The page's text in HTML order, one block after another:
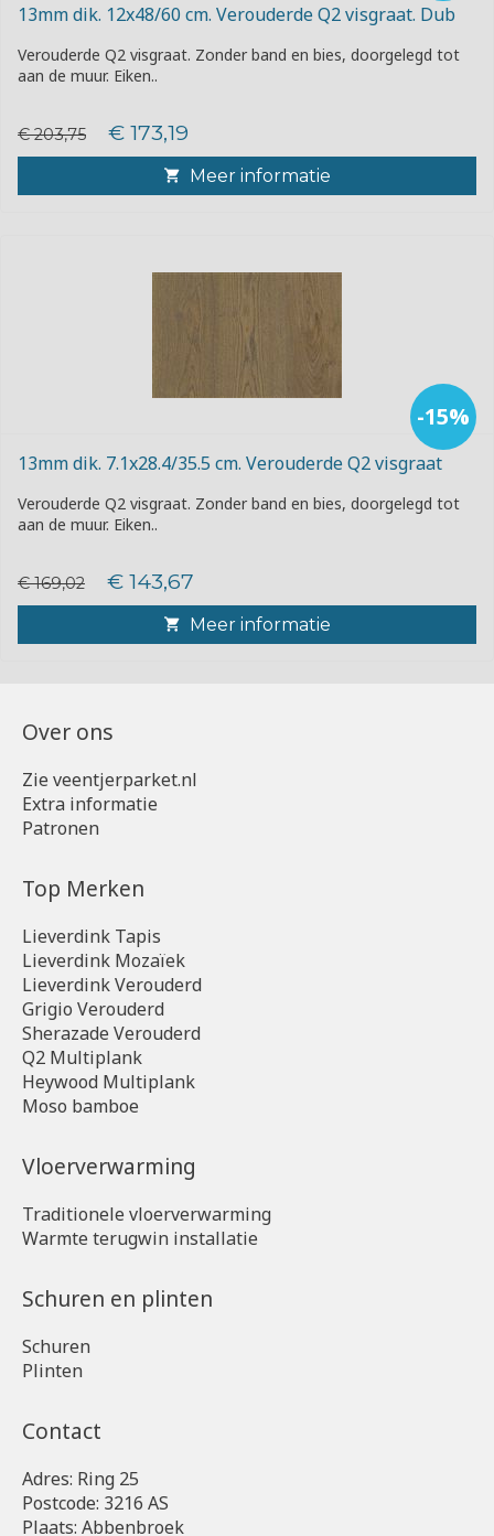
13mm dik. 12x48/60 cm. Verouderde Q2 visgraat. Dub
Verouderde Q2 visgraat. Zonder band en bies, doorgelegd tot
aan de muur. Eiken..
€ 203,75 € 173,19
Meer informatie
-15%
13mm dik. 7.1x28.4/35.5 cm. Verouderde Q2 visgraat
Verouderde Q2 visgraat. Zonder band en bies, doorgelegd tot
aan de muur. Eiken..
€ 169,02 € 143,67
Meer informatie
Over ons
Zie veentjerparket.nl
Extra informatie
Patronen
Top Merken
Lieverdink Tapis
Lieverdink Mozaïek
Lieverdink Verouderd
Grigio Verouderd
Sherazade Verouderd
Q2 Multiplank
Heywood Multiplank
Moso bamboe
Vloerverwarming
Traditionele vloerverwarming
Warmte terugwin installatie
Schuren en plinten
Schuren
Plinten
Contact
Adres: Ring 25
Postcode: 3216 AS
Plaats: Abbenbroek